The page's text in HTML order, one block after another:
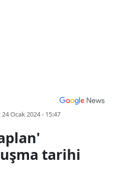
24 Ocak 2024 - 15:47
tarihi